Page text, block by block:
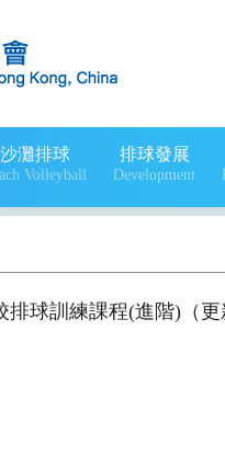
沙灘排球
Volleyball
排球發展
Development
球訓練課程(進階)（更